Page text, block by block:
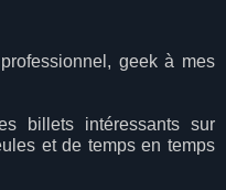
geek à mes
billets intéressants sur
et de temps en temps